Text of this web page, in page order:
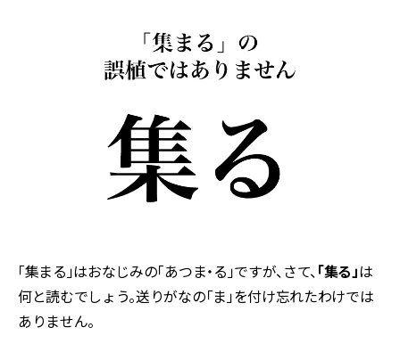
「集まる」はおなじみの「あつま・る」ですが、さて、「集る」は
何と読むでしょう。送りがなの「ま」を付け忘れたわけでは
ありません。